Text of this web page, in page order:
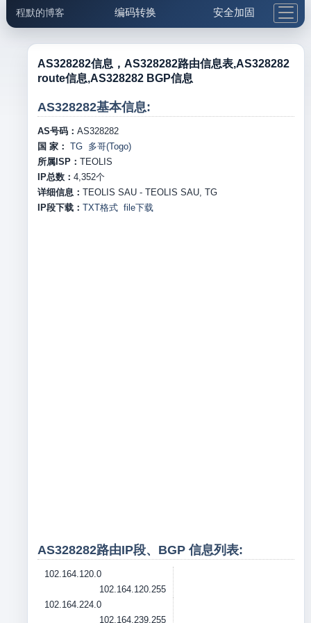
程默的博客 编码转换 安全加固
邮件工具 生活便民 更多工具
5.1支付宝大红包
AS328282信息，AS328282路由信息表,AS328282
route信息,AS328282 BGP信息
AS328282基本信息:
AS号码： AS328282
国 家： TG 多哥(Togo)
所属ISP： TEOLIS
IP总数： 4,352个
详细信息： TEOLIS SAU - TEOLIS SAU, TG
IP段下载： TXT格式 file下载
AS328282路由IP段、BGP 信息列表:
102.164.120.0
102.164.120.255
102.164.224.0
102.164.239.255